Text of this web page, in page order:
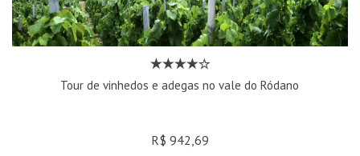
Tour de vinhedos e adegas no vale do Ródano
R$ 942,69